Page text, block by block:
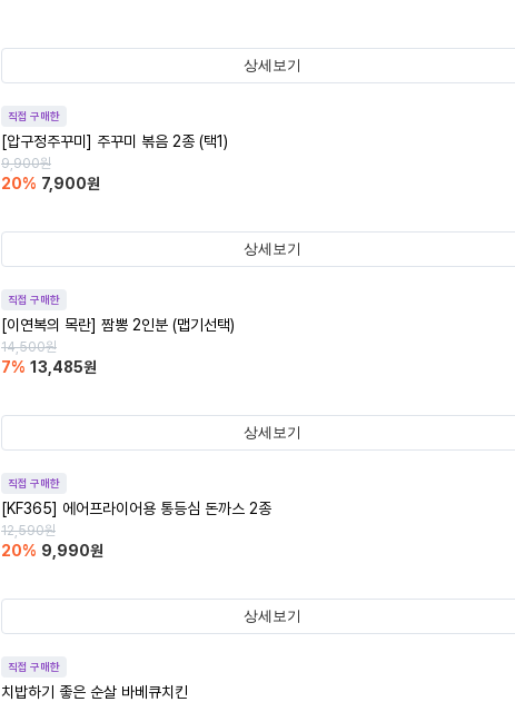
상세보기
직접 구매한
[압구정주꾸미] 주꾸미 볶음 2종 (택1)
9,900원
20% 7,900원
상세보기
직접 구매한
[이연복의 목란] 짬뽕 2인분 (맵기선택)
14,500원
7% 13,485원
상세보기
직접 구매한
[KF365] 에어프라이어용 통등심 돈까스 2종
12,590원
20% 9,990원
상세보기
직접 구매한
치밥하기 좋은 순살 바베큐치킨